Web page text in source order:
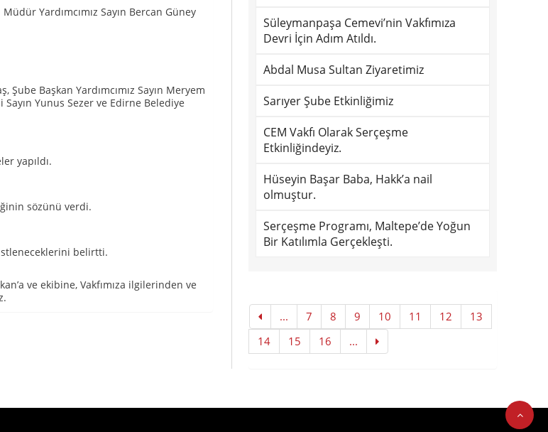
Yardımcımız Sayın Bercan Güney
Şube Başkan Yardımcımız Sayın Meryem
Yunus Sezer ve Edirne Belediye
yapıldı.
sözünü verdi.
belirtti.
ve ekibine, Vakfımıza ilgilerinden ve
Süleymanpaşa Cemevi’nin Vakfımıza
Devri İçin Adım Atıldı.
Abdal Musa Sultan Ziyaretimiz
Sarıyer Şube Etkinliğimiz
CEM Vakfı Olarak Serçeşme
Etkinliğindeyiz.
Hüseyin Başar Baba, Hakk’a nail
olmuştur.
Serçeşme Programı, Maltepe’de Yoğun
Bir Katılımla Gerçekleşti.
... 7 8 9 10 11 12
13
14
15 16 ...